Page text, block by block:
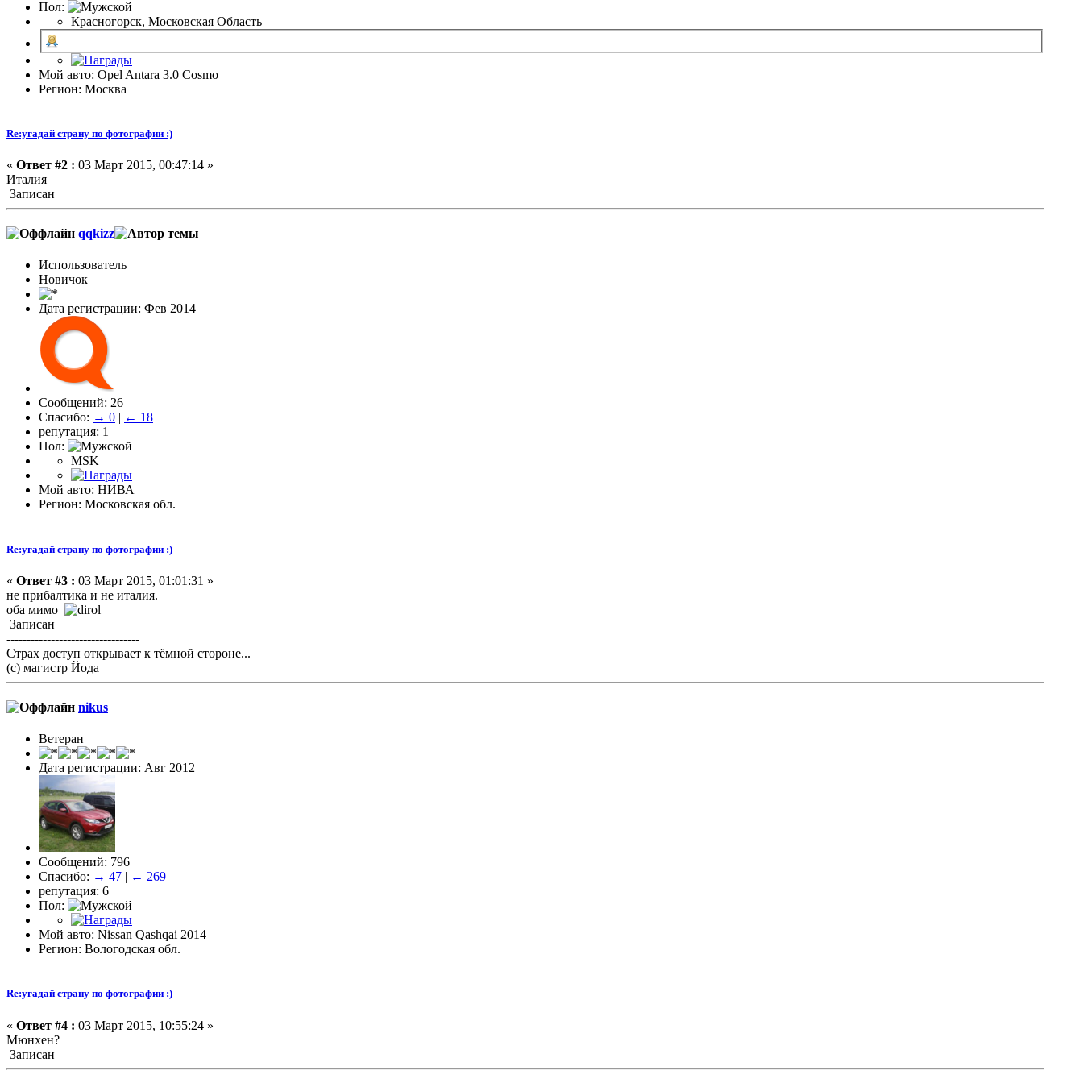
Пол:
Красногорск, Московская Область
Мой авто: Opel Antara 3.0 Cosmo
Регион: Москва
Re:угадай страну по фотографии :)
« Ответ #2 : 03 Март 2015, 00:47:14 »
Италия
Записан
qqkizz
Использователь
Новичок
Дата регистрации: Фев 2014
Сообщений: 26
Спасибо: → 0 | ← 18
репутация: 1
Пол:
MSK
Мой авто: НИВА
Регион: Московская обл.
Re:угадай страну по фотографии :)
« Ответ #3 : 03 Март 2015, 01:01:31 »
не прибалтика и не италия.
оба мимо
Записан
---------------------------------
Страх доступ открывает к тёмной стороне...
(с) магистр Йода
nikus
Ветеран
Дата регистрации: Авг 2012
Сообщений: 796
Спасибо: → 47 | ← 269
репутация: 6
Пол:
Мой авто: Nissan Qashqai 2014
Регион: Вологодская обл.
Re:угадай страну по фотографии :)
« Ответ #4 : 03 Март 2015, 10:55:24 »
Мюнхен?
Записан